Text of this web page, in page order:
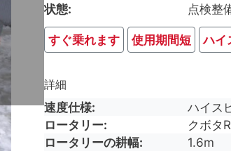
状態
点検整
すぐ乗れます 使用期間短 ハイ
詳細
速度仕様
ハイス
ロータリー
クボタ
ロータリーの耕幅
1.6m